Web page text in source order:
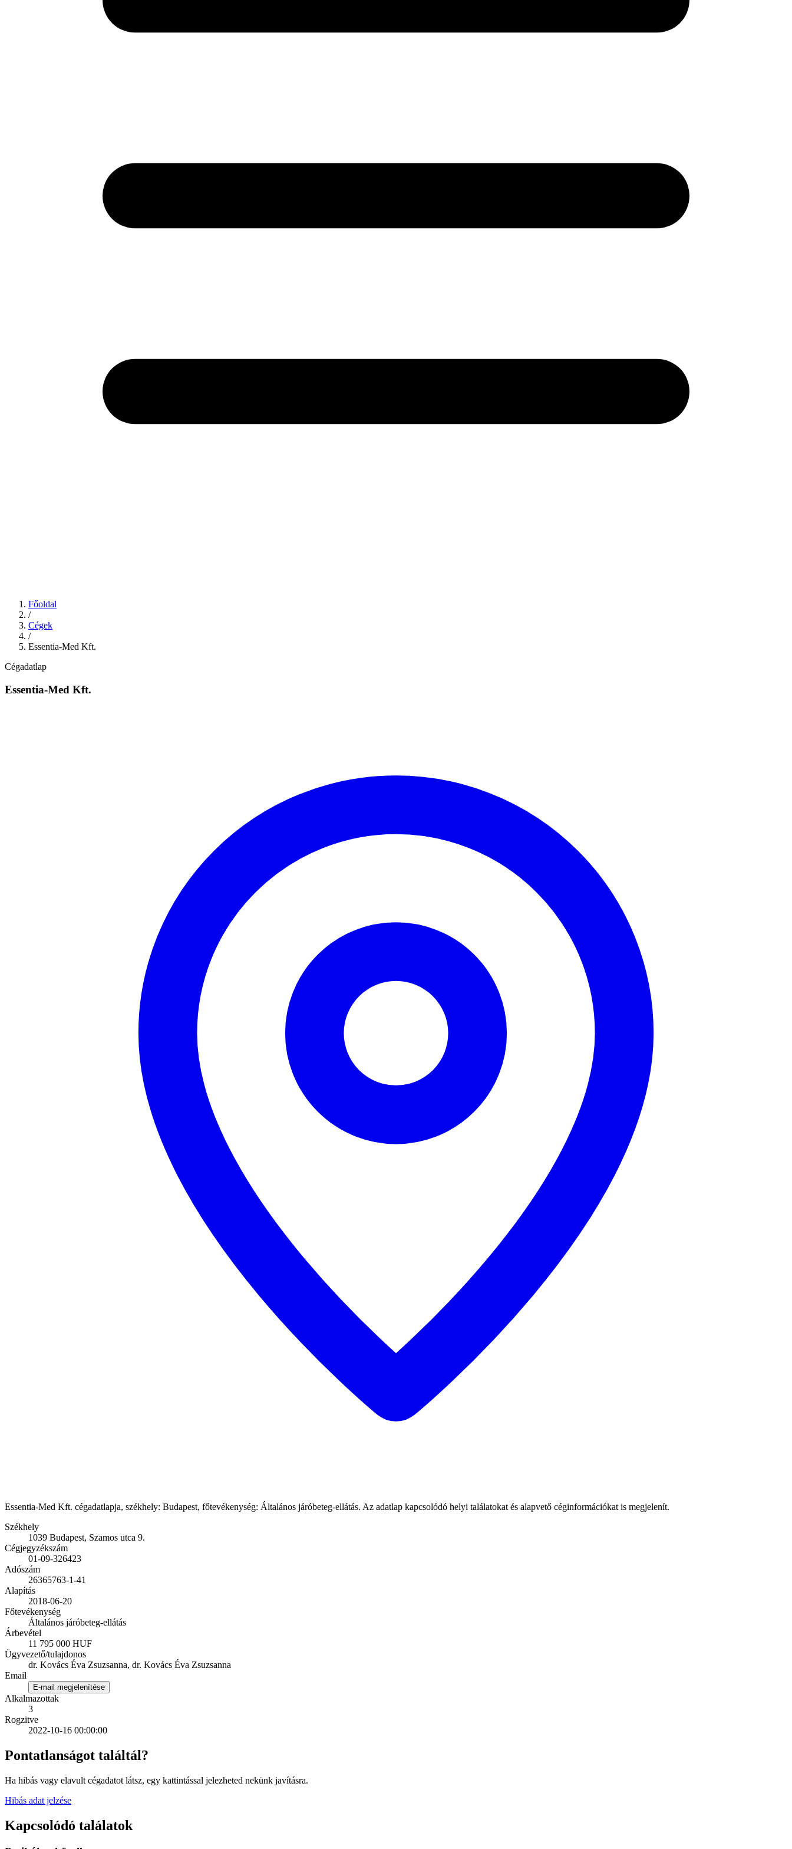
Főoldal
/
Cégek
/
Essentia-Med Kft.
Cégadatlap
Essentia-Med Kft.
Essentia-Med Kft. cégadatlapja, székhely: Budapest, főtevékenység: Általános járóbeteg-ellátás. Az adatlap kapcsolódó helyi találatokat és alapvető céginformációkat is megjelenít.
Székhely
1039 Budapest, Szamos utca 9.
Cégjegyzékszám
01-09-326423
Adószám
26365763-1-41
Alapítás
2018-06-20
Főtevékenység
Általános járóbeteg-ellátás
Árbevétel
11 795 000 HUF
Ügyvezető/tulajdonos
dr. Kovács Éva Zsuzsanna, dr. Kovács Éva Zsuzsanna
Email
E-mail megjelenítése
Alkalmazottak
3
Rogzitve
2022-10-16 00:00:00
Pontatlanságot találtál?
Ha hibás vagy elavult cégadatot látsz, egy kattintással jelezheted nekünk javításra.
Hibás adat jelzése
Kapcsolódó találatok